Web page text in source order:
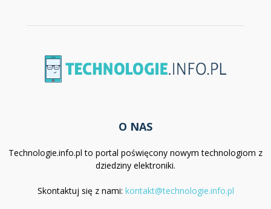
O NAS
Technologie.info.pl to portal poświęcony nowym technologiom z
dziedziny elektroniki.
Skontaktuj się z nami: kontakt@technologie.info.pl